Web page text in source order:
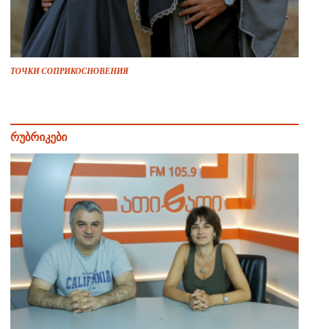
ТОЧКИ СОПРИКОСНОВЕНИЯ
რუბრიკები